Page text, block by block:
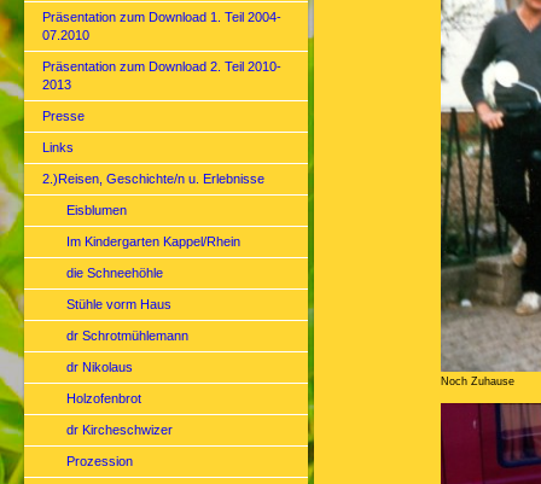
Präsentation zum Download 1. Teil 2004-
07.2010
Präsentation zum Download 2. Teil 2010-
2013
Presse
Links
2.)Reisen, Geschichte/n u. Erlebnisse
Eisblumen
Im Kindergarten Kappel/Rhein
die Schneehöhle
Stühle vorm Haus
dr Schrotmühlemann
dr Nikolaus
Holzofenbrot
dr Kircheschwizer
Prozession
Noch Zuhause